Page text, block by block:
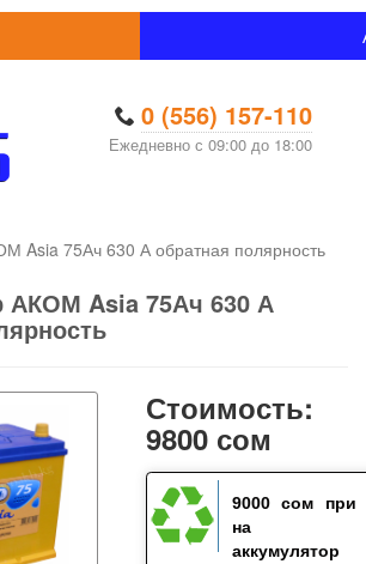
0 (556) 157-110
Ежедневно с 09:00 до 18:00
Asia 75Ач 630 А обратная полярность
АКОМ Asia 75Ач 630 А
Стоимость:
9800 сом
9000 сом при
на
аккумулятор